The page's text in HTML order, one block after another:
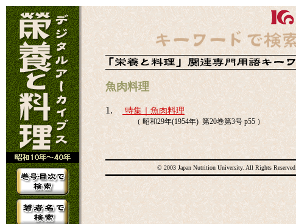
魚肉料理
1. 特集｜魚肉料理
（ 昭和29年(1954年) 第20巻第3号 p55 ）
© 2003 Japan Nutrition University. All Rights Reserved.